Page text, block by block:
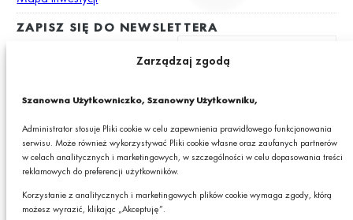
Zarządzaj zgodą
Szanowna Użytkowniczko, Szanowny Użytkowniku,
Administrator stosuje Pliki cookie w celu zapewnienia prawidłowego funkcjonowania
serwisu. Może również wykorzystywać Pliki cookie własne oraz zaufanych partnerów
w celach analitycznych i marketingowych, w szczególności w celu dopasowania treści
reklamowych do preferencji użytkowników.
Korzystanie z analitycznych i marketingowych plików cookie wymaga zgody, którą
możesz wyrazić, klikając „Akceptuję”.
ZAPISZ SIĘ DO NEWSLETTERA
adres e-mail newslettera z informacjami o ciekawych promocjach,
produktach lub usługach GRANIT S.A.*
* Pola obowiązkowe
Podając swój adres e-mail wyrażasz zgodę na otrzymywanie drogą elektroniczną,
produktach lub usługach GRANIT S.A. oraz zgodę na przetwarzanie przez GRANIT
S.A. Twoich danych osobowych w postaci tego adresu e-mail. Szczegółowe zasady